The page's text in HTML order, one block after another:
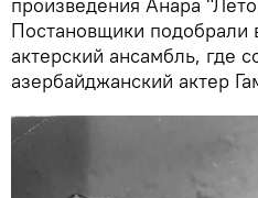
произведения Анара
Постановщики подобрали
актерский ансамбль, где
азербайджанский актер